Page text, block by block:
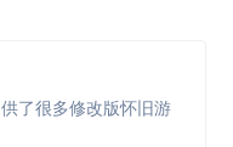
了很多修改版怀旧游